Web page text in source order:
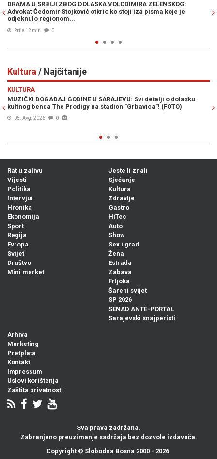
ZELENSKOG:
koje je
ZAISKRILO U MOSTARU: Šemsudin Mehmedović
Čovićeve ljude, pale teške optužbe i uvrede...
Kultura / Najčitanije
detalji o dolasku
(FOTO)
OPĆINA NOVI GRAD SARAJEVO I SFF UČVRSTILI
Bogat filmski program za sve generacije na tri
Rat u zalivu
Vijesti
Politika
Intervjui
Hronika
Ekonomija
Sport
Regija
Evropa
Svijet
Društvo
Mini market
Jeste li znali
Sjećanje
Kultura
Zdravlje
Gastro
HiTec
Auto
Show
Sex i grad
Žena
Estrada
Zabava
Frljoka
Šareni svijet
SP 2026
SENAD ANTE-PORTAL
Sarajevski snajperisti
Arhiva
Marketing
Pretplata
Kontakt
Impressum
Uslovi korištenja
Zaštita privatnosti
Sva prava zadržana.
Zabranjeno preuzimanje sadržaja bez dozvole izdavača.
Copyright © Slobodna Bosna 2000 - 2026.